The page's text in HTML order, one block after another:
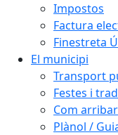
Impostos
Factura
Finestreta
El municipi
Transport
Festes i
Com
Plànol /